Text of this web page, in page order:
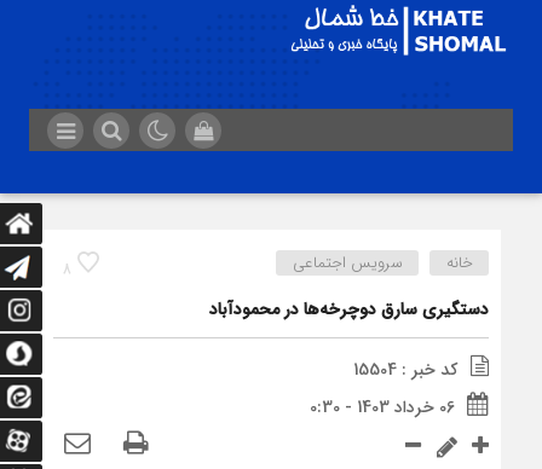
8 خانه سرویس اجتماعی
دستگيری سارق دوچرخه‌ها در محمودآباد
کد خبر : 15504
06 خرداد 1403 - 0:30